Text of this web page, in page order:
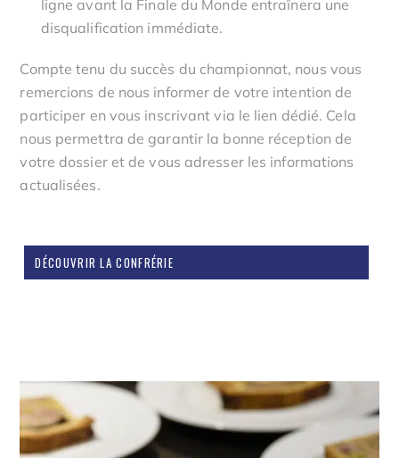
ligne avant la Finale du Monde entraînera une
disqualification immédiate.
Compte tenu du succès du championnat, nous vous
remercions de nous informer de votre intention de
participer en vous inscrivant via le lien dédié. Cela
nous permettra de garantir la bonne réception de
votre dossier et de vous adresser les informations
actualisées.
DÉCOUVRIR LA CONFRÉRIE